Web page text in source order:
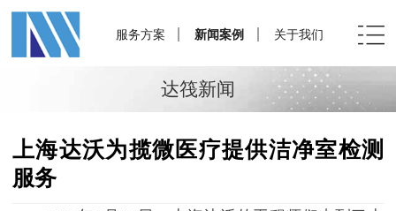
服务方案 新闻案例 关于我们
达筏新闻
上海达沃为揽微医疗提供洁净室检测
服务